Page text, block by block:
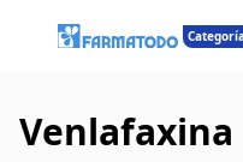
Venlafaxina